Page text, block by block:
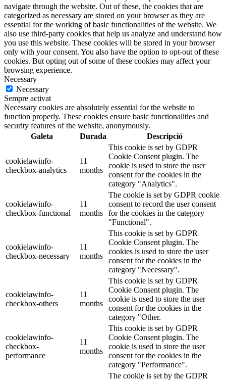
navigate through the website. Out of these, the cookies that are
categorized as necessary are stored on your browser as they are
essential for the working of basic functionalities of the website. We
also use third-party cookies that help us analyze and understand how
you use this website. These cookies will be stored in your browser
only with your consent. You also have the option to opt-out of these
cookies. But opting out of some of these cookies may affect your
browsing experience.
Necessary
Necessary
Sempre activat
Necessary cookies are absolutely essential for the website to
function properly. These cookies ensure basic functionalities and
security features of the website, anonymously.
Galeta
Durada Descripció
cookielawinfo-
checkbox-analytics
11
months
This cookie is set by GDPR
Cookie Consent plugin. The
cookie is used to store the user
consent for the cookies in the
category "Analytics".
cookielawinfo-
checkbox-functional
11
months
The cookie is set by GDPR cookie
consent to record the user consent
for the cookies in the category
"Functional".
cookielawinfo-
checkbox-necessary
11
months
This cookie is set by GDPR
Cookie Consent plugin. The
cookies is used to store the user
consent for the cookies in the
category "Necessary".
cookielawinfo-
checkbox-others
11
months
This cookie is set by GDPR
Cookie Consent plugin. The
cookie is used to store the user
consent for the cookies in the
category "Other.
cookielawinfo-
checkbox-
performance
11
months
This cookie is set by GDPR
Cookie Consent plugin. The
cookie is used to store the user
consent for the cookies in the
category "Performance".
The cookie is set by the GDPR